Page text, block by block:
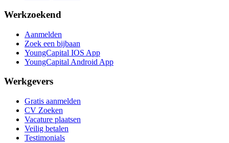
Werkzoekend
Aanmelden
Zoek een bijbaan
YoungCapital IOS App
YoungCapital Android App
Werkgevers
Gratis aanmelden
CV Zoeken
Vacature plaatsen
Veilig betalen
Testimonials